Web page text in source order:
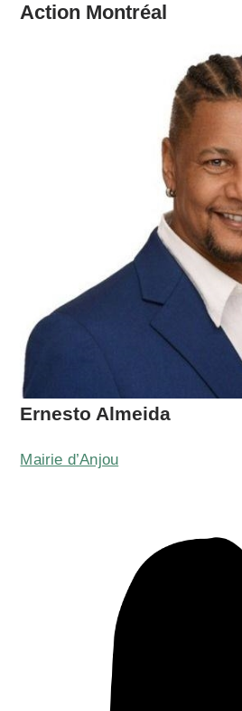
Action Montréal
Ernesto Almeida
Mairie d’Anjou